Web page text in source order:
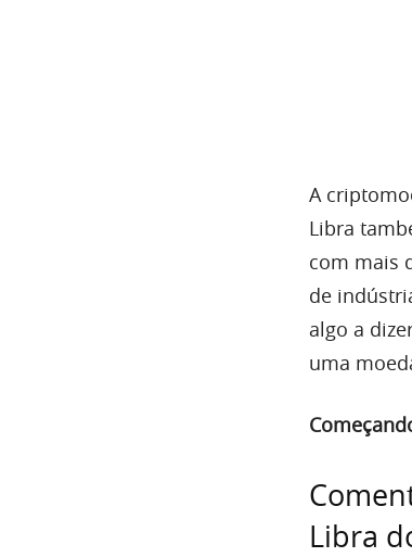
A
Libra
com mais
de
algo a
uma
Libra